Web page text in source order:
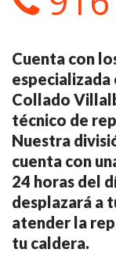
Cuenta con
especializada
Collado
técnico de
Nuestra
cuenta con
24 horas del
desplazará a
atender la
tu caldera.